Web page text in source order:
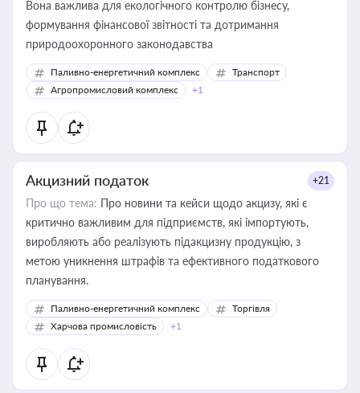
Вона важлива для екологічного контролю бізнесу,
формування фінансової звітності та дотримання
природоохоронного законодавства
Паливно-енергетичний комплекс
Транспорт
Агропромисловий комплекс
+1
Акцизний податок +21
Про що тема: Про новини та кейси щодо акцизу, які є
критично важливим для підприємств, які імпортують,
виробляють або реалізують підакцизну продукцію, з
метою уникнення штрафів та ефективного податкового
планування.
Паливно-енергетичний комплекс
Торгівля
Харчова промисловість
+1